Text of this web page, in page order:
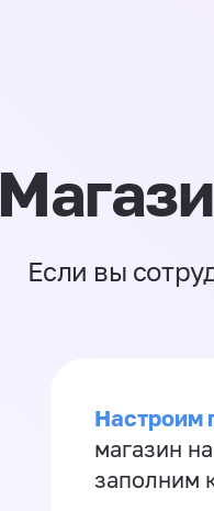
Если вы
Настроим
магазин
заполним